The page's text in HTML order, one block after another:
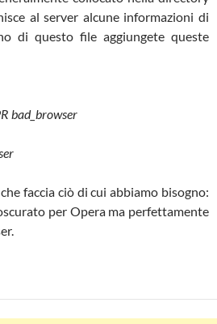
al server alcune informazioni di
di questo file aggiungete queste
bad_browser
faccia ciò di cui abbiamo bisogno:
per Opera ma perfettamente